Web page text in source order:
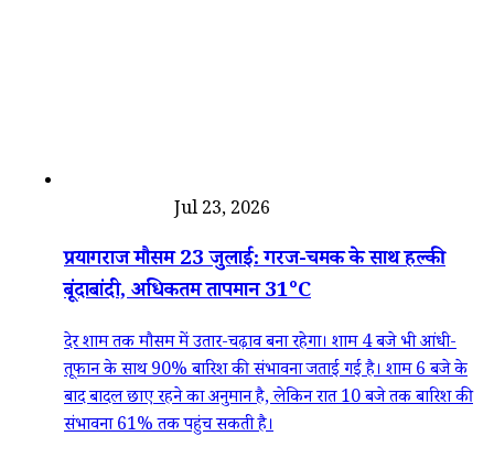
Jul 23, 2026
प्रयागराज मौसम 23 जुलाई: गरज-चमक के साथ हल्की
बूंदाबांदी, अधिकतम तापमान 31°C
देर शाम तक मौसम में उतार-चढ़ाव बना रहेगा। शाम 4 बजे भी आंधी-
तूफान के साथ 90% बारिश की संभावना जताई गई है। शाम 6 बजे के
बाद बादल छाए रहने का अनुमान है, लेकिन रात 10 बजे तक बारिश की
संभावना 61% तक पहुंच सकती है।